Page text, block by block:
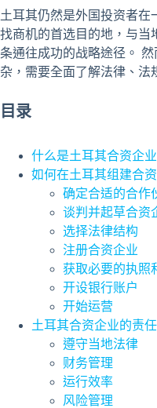
土耳其仍然是外国投资者在
找商机的首选目的地，与当
条通往成功的战略途径。
杂，需要全面了解法律、法
目录
什么是土耳其合资企
如何在土耳其组建合
确定合适的合作
谈判并起草合资
选择法律结构
注册合资企业
获取必要的执照
开设银行账户
开始运营
土耳其合资企业的责任
遵守当地法律
财务管理
运行效率
风险管理